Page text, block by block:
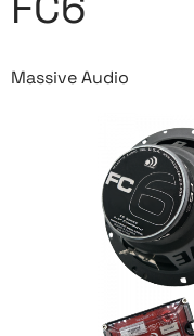
Massive Audio